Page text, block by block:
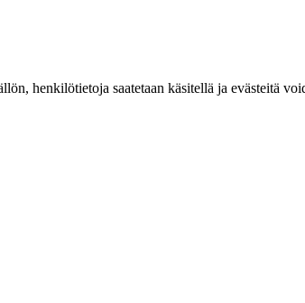
henkilötietoja saatetaan käsitellä ja evästeitä